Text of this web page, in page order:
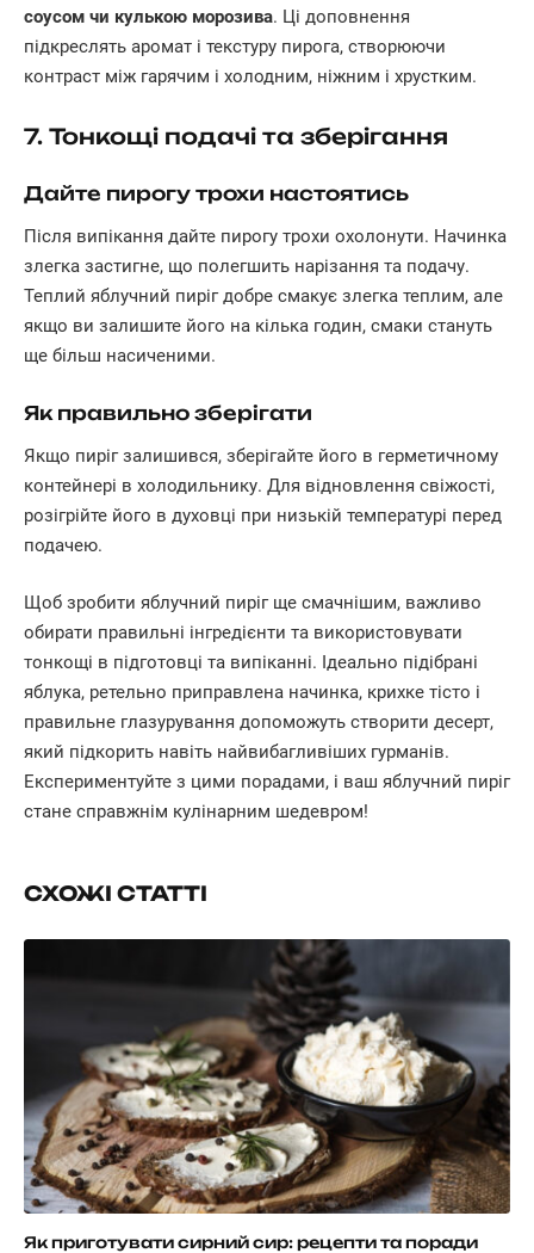
соусом чи кулькою морозива. Ці доповнення
підкреслять аромат і текстуру пирога, створюючи
контраст між гарячим і холодним, ніжним і хрустким.
7. Тонкощі подачі та зберігання
Дайте пирогу трохи настоятись
Після випікання дайте пирогу трохи охолонути. Начинка
злегка застигне, що полегшить нарізання та подачу.
Теплий яблучний пиріг добре смакує злегка теплим, але
якщо ви залишите його на кілька годин, смаки стануть
ще більш насиченими.
Як правильно зберігати
Якщо пиріг залишився, зберігайте його в герметичному
контейнері в холодильнику. Для відновлення свіжості,
розігрійте його в духовці при низькій температурі перед
подачею.
Щоб зробити яблучний пиріг ще смачнішим, важливо
обирати правильні інгредієнти та використовувати
тонкощі в підготовці та випіканні. Ідеально підібрані
яблука, ретельно приправлена начинка, крихке тісто і
правильне глазурування допоможуть створити десерт,
який підкорить навіть найвибагливіших гурманів.
Експериментуйте з цими порадами, і ваш яблучний пиріг
стане справжнім кулінарним шедевром!
СХОЖІ СТАТТІ
Як приготувати сирний сир: рецепти та поради